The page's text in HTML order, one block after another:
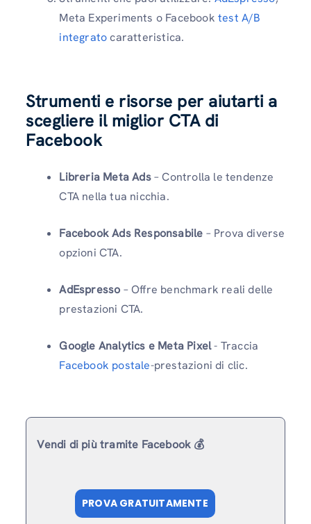
Meta Experiments o Facebook test A/B
integratocaratteristica.
Strumenti e risorse per aiutarti a
scegliere il miglior CTA di
Facebook
Libreria Meta Ads– Controlla le tendenze
CTA nella tua nicchia.
Facebook Ads Responsabile – Prova diverse
opzioni CTA.
AdEspresso – Offre benchmark reali delle
prestazioni CTA.
Google Analytics e Meta Pixel- Traccia
Facebook postale-prestazioni di clic.
Vendi di più tramite Facebook 💰
PROVA GRATUITAMENTE